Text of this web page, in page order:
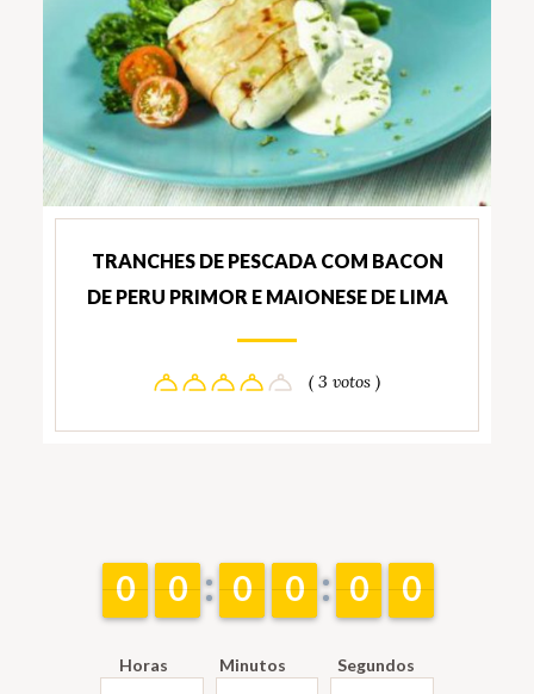
TRANCHES DE PESCADA COM BACON
DE PERU PRIMOR E MAIONESE DE LIMA
( 3 votos )
9
9
0
0 9
9
0
0 9
9
0
0 9
9
0
0 9
9
0
0 9
9
0
0
Horas Minutos Segundos